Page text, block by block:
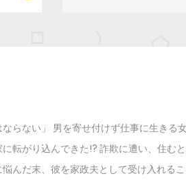
ならない」 男を寄せ付けず仕事に生き
転がり込んできた!? 詐欺に遭い、住む
んだ末、彼を家政夫として受け入れる